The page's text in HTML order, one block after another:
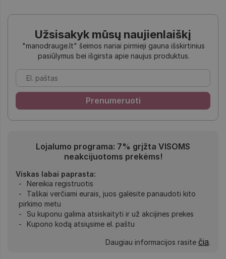
Užsisakyk mūsų naujienlaiškį
"manodrauge.lt" šeimos nariai pirmieji gauna išskirtinius
pasiūlymus bei išgirsta apie naujus produktus.
Lojalumo programa: 7% grįžta VISOMS
neakcijuotoms prekėms!
Viskas labai paprasta:
Nereikia registruotis
Taškai verčiami eurais, juos galėsite panaudoti kito
pirkimo metu
Su kuponu galima atsiskaityti ir už akcijines prekes
Kupono kodą atsiųsime el. paštu
Daugiau informacijos rasite čia.